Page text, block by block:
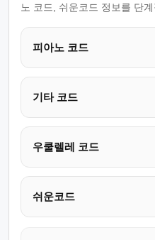
노 코드, 쉬운코드 정보를 단
피아노 코드
기타 코드
우쿨렐레 코드
쉬운코드